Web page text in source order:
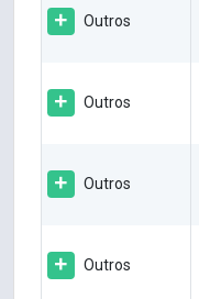
Outros
Outros
Outros
Outros